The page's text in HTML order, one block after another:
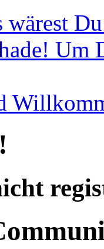
wärest
Um